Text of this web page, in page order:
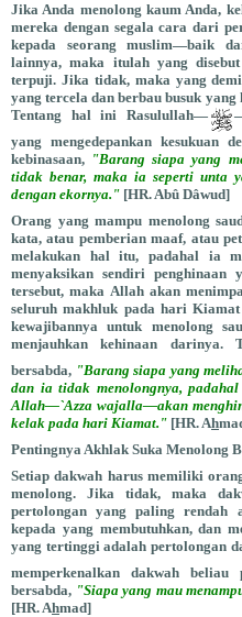
Jika Anda menolong kaum Anda,
mereka dengan segala cara dari
kepada seorang muslim—baik
lainnya, maka itulah yang
terpuji. Jika tidak, maka yang
yang tercela dan berbau busuk
Tentang hal ini Rasulullah—
yang mengedepankan kesukuan
kebinasaan, "Barang siapa yang
tidak benar, maka ia seperti unta
dengan ekornya." [HR. Abû Dâwud]
Orang yang mampu menolong
kata, atau pemberian maaf, atau
melakukan hal itu, padahal ia
menyaksikan sendiri penghinaan
tersebut, maka Allah akan
seluruh makhluk pada hari
kewajibannya untuk menolong
menjauhkan kehinaan
bersabda, "Barang siapa yang
dan ia tidak menolongnya,
Allah—`Azza wajalla—akan
kelak pada hari Kiamat." [HR. Ah
Pentingnya Akhlak Suka Menolong
Setiap dakwah harus memiliki
menolong. Jika tidak, maka
pertolongan yang paling rendah
kepada yang membutuhkan, dan
yang tertinggi adalah pertolongan
memperkenalkan dakwah
bersabda, "Siapa yang mau
[HR. Ahmad]